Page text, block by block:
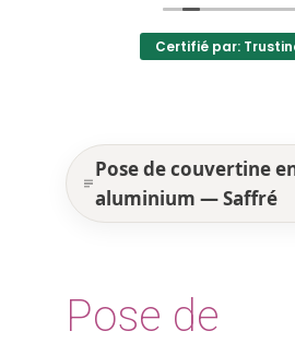
Certifié par:
Pose de couvertine
aluminium — Saffré
Pose de